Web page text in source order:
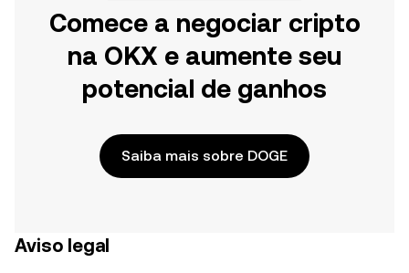
Comece a negociar cripto
na OKX e aumente seu
potencial de ganhos
Saiba mais sobre DOGE
Aviso legal